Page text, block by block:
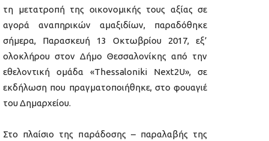
τη μετατροπή της οικονομικής τους αξίας σε
αγορά αναπηρικών αμαξιδίων, παραδόθηκε
σήμερα, Παρασκευή 13 Οκτωβρίου 2017, εξ’
ολοκλήρου στον Δήμο Θεσσαλονίκης από την
εθελοντική ομάδα «Thessaloniki Next2U», σε
εκδήλωση που πραγματοποιήθηκε, στο φουαγιέ
του Δημαρχείου.
Στο πλαίσιο της παράδοσης – παραλαβής της